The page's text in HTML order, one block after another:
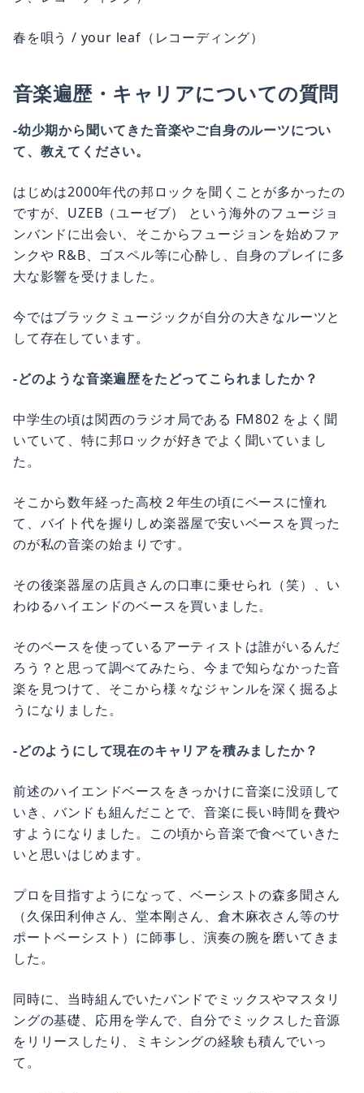
春を唄う / your leaf（レコーディング）
音楽遍歴・キャリアについての質問
-幼少期から聞いてきた音楽やご自身のルーツについ
て、教えてください。
はじめは2000年代の邦ロックを聞くことが多かったの
ですが、UZEB（ユーゼブ） という海外のフュージョ
ンバンドに出会い、そこからフュージョンを始めファ
ンクや R&B、ゴスペル等に心酔し、自身のプレイに多
大な影響を受けました。
今ではブラックミュージックが自分の大きなルーツと
して存在しています。
-どのような音楽遍歴をたどってこられましたか？
中学生の頃は関西のラジオ局である FM802 をよく聞
いていて、特に邦ロックが好きでよく聞いていまし
た。
そこから数年経った高校２年生の頃にベースに憧れ
て、バイト代を握りしめ楽器屋で安いベースを買った
のが私の音楽の始まりです。
その後楽器屋の店員さんの口車に乗せられ（笑）、い
わゆるハイエンドのベースを買いました。
そのベースを使っているアーティストは誰がいるんだ
ろう？と思って調べてみたら、今まで知らなかった音
楽を見つけて、そこから様々なジャンルを深く掘るよ
うになりました。
-どのようにして現在のキャリアを積みましたか？
前述のハイエンドベースをきっかけに音楽に没頭して
いき、バンドも組んだことで、音楽に長い時間を費や
すようになりました。この頃から音楽で食べていきた
いと思いはじめます。
プロを目指すようになって、ベーシストの森多聞さん
（久保田利伸さん、堂本剛さん、倉木麻衣さん等のサ
ポートベーシスト）に師事し、演奏の腕を磨いてきま
した。
同時に、当時組んでいたバンドでミックスやマスタリ
ングの基礎、応用を学んで、自分でミックスした音源
をリリースしたり、ミキシングの経験も積んでいっ
て。